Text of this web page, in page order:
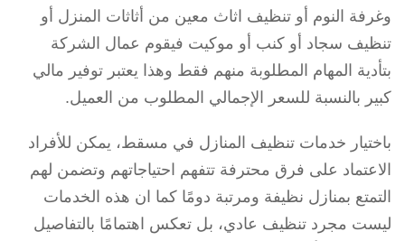
وغرفة النوم أو تنظيف اثاث معين من أثاثات المنزل أو
تنظيف سجاد أو كنب أو موكيت فيقوم عمال الشركة
بتأدية المهام المطلوبة منهم فقط وهذا يعتبر توفير مالي
كبير بالنسبة للسعر الإجمالي المطلوب من العميل.
باختيار خدمات تنظيف المنازل في مسقط، يمكن للأفراد
الاعتماد على فرق محترفة تتفهم احتياجاتهم وتضمن لهم
التمتع بمنازل نظيفة ومرتبة دومًا كما ان هذه الخدمات
ليست مجرد تنظيف عادي، بل تعكس اهتمامًا بالتفاصيل